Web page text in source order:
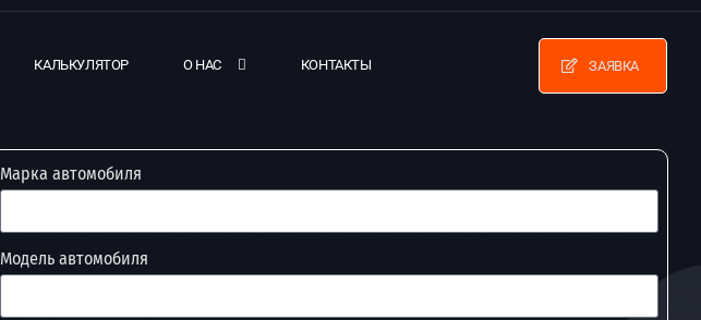
КАЛЬКУЛЯТОР О НАС КОНТАКТЫ ЗАЯВКА
Марка автомобиля
Модель автомобиля